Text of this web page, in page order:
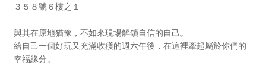
３５８號６樓之１
與其在原地猶豫，不如來現場解鎖自信的自己。
給自己一個好玩又充滿收穫的週六午後，在這裡牽起屬於你們的
幸福緣分。